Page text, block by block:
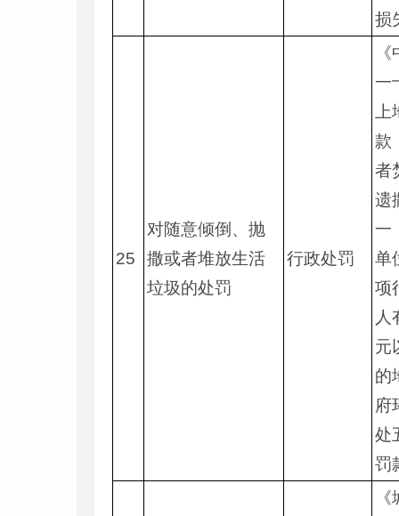
损
25
对随意倾倒、抛
撒或者堆放生活
垃圾的处罚
行政处罚
一
款
者
遗
一
单
项
人
元
的
府
处
罚